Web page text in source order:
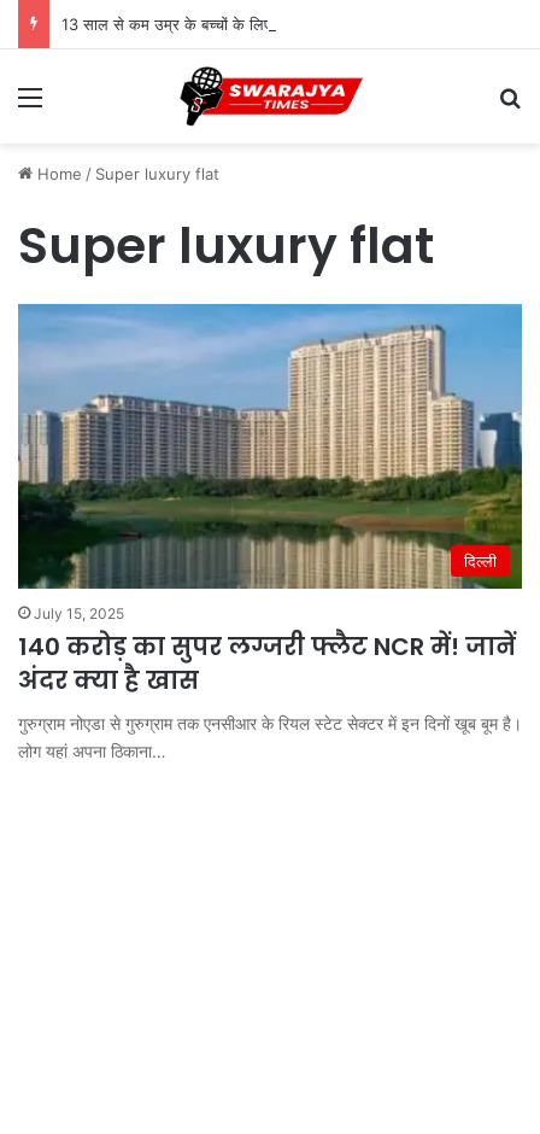
Menu
Home / Super luxury flat
Super luxury flat
दिल्ली
July 15, 2025
140 करोड़ का सुपर लग्जरी फ्लैट NCR में! जानें
अंदर क्या है खास
गुरुग्राम नोएडा से गुरुग्राम तक एनसीआर के रियल स्टेट सेक्टर में इन दिनों खूब बूम है।
लोग यहां अपना ठिकाना…